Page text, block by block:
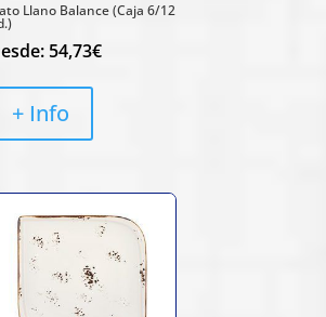
Llano Balance (Caja 6/12
54,73€
+ Info